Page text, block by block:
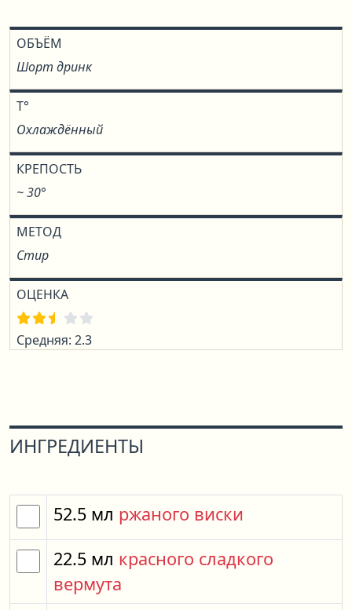
ОБЪЁМ
Шорт дринк
T°
Охлаждённый
КРЕПОСТЬ
~ 30°
МЕТОД
Стир
ОЦЕНКА
Средняя: 2.3
ИНГРЕДИЕНТЫ
52.5 мл ржаного виски
22.5 мл красного сладкого
вермута